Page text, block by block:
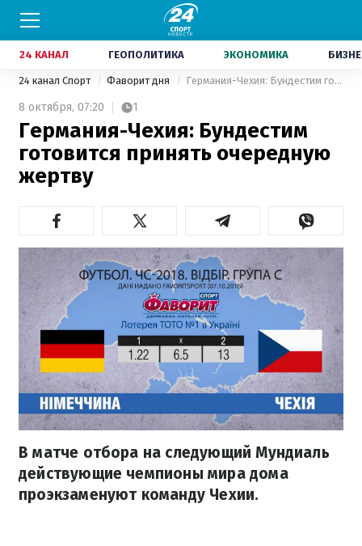
24 КАНАЛ ГЕОПОЛИТИКА ЭКОНОМИКА
24 канал Спорт Фаворит дня Германия-Чехия: Бундестим готовится принять очередную жертву
8 октября, 07:20 1
Германия-Чехия: Бундестим
готовится принять очередную
жертву
В матче отбора на следующий Мундиаль
действующие чемпионы мира дома
проэкзаменуют команду Чехии.